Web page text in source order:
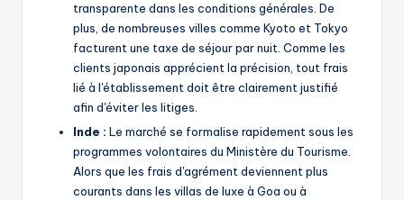
transparente dans les conditions générales. De
plus, de nombreuses villes comme Kyoto et Tokyo
facturent une taxe de séjour par nuit. Comme les
clients japonais apprécient la précision, tout frais
lié à l'établissement doit être clairement justifié
afin d'éviter les litiges.
Inde : Le marché se formalise rapidement sous les
programmes volontaires du Ministère du Tourisme.
Alors que les frais d'agrément deviennent plus
courants dans les villas de luxe à Goa ou à